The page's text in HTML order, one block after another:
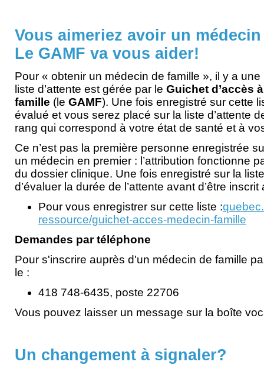
Vous aimeriez avoir un
Le GAMF va vous aider!
Pour « obtenir un médecin de famille », il y a une
liste d’attente est gérée par le Guichet d’accès
famille (le GAMF). Une fois enregistré sur cette
évalué et vous serez placé sur la liste d’attente
rang qui correspond à votre état de santé et à
Ce n’est pas la première personne enregistrée
un médecin en premier : l’attribution fonctionne
du dossier clinique. Une fois enregistré sur la
d’évaluer la durée de l’attente avant d’être
Pour vous enregistrer sur cette liste :
ressource/guichet-acces-medecin-famille
Demandes par téléphone
Pour s'inscrire auprès d'un médecin de famille
le :
418 748-6435, poste 22706
Vous pouvez laisser un message sur la boîte
Un changement à signaler?